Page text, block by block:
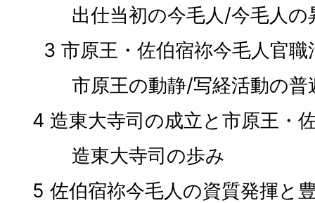
出仕当初の今毛人/今毛人の
3 市原王・佐伯宿祢今毛人官職
市原王の動静/写経活動の普
4 造東大寺司の成立と市原王・
造東大寺司の歩み
5 佐伯宿祢今毛人の資質発揮と